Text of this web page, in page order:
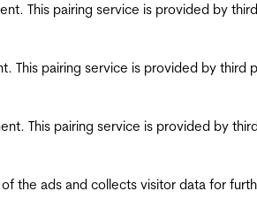
This pairing service is provided by
This pairing service is provided by third
This pairing service is provided by
the ads and collects visitor data for